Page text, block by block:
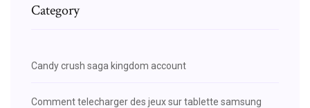
Category
Candy crush saga kingdom account
Comment telecharger des jeux sur tablette samsung